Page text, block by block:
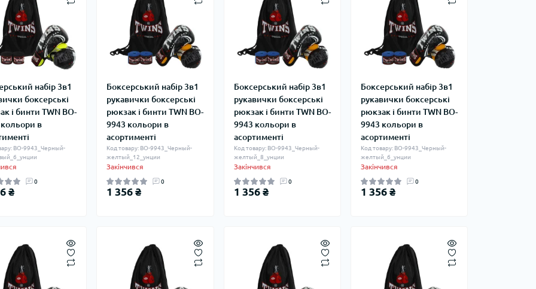
набір 3в1
боксерські
і бинти TWN BO-
в
BO-9943_Черный-
0
₴
Боксерський набір 3в1
рукавички боксерські
рюкзак і бинти TWN BO-
9943 кольори в
асортименті
Код товару: BO-9943_Черный-
желтый_12_унции
Закінчився
0
1 356 ₴
Боксерський набір 3в1
рукавички боксерські
рюкзак і бинти TWN BO-
9943 кольори в
асортименті
Код товару: BO-9943_Черный-
желтый_8_унции
Закінчився
0
1 356 ₴
Боксерський набір 3в1
рукавички боксерські
рюкзак і бинти TWN BO-
9943 кольори в
асортименті
Код товару: BO-9943_Черный-
желтый_6_унции
Закінчився
0
1 356 ₴